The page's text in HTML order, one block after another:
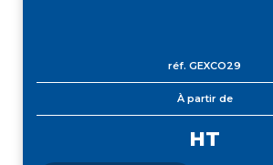
réf. GEXCO29
À partir de
HT